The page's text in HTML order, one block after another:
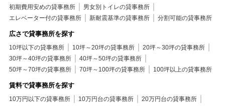
初期費用安めの貸事務所
男女別トイレの貸事務所
エレベーター付の貸事務所
新耐震基準の貸事務所 分割可能の貸事務所
広さで貸事務所を探す
10坪以下の貸事務所 10坪～20坪の貸事務所
20坪～30坪の貸事務所
30坪～40坪の貸事務所
40坪～50坪の貸事務所
50坪～70坪の貸事務所
70坪～100坪の貸事務所 100坪以上の貸事務所
賃料で貸事務所を探す
10万円以下の貸事務所 10万円台の貸事務所
20万円台の貸事務所